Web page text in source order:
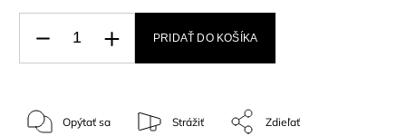
PRIDAŤ DO KOŠÍKA
Opýtať sa Strážiť Zdieľať